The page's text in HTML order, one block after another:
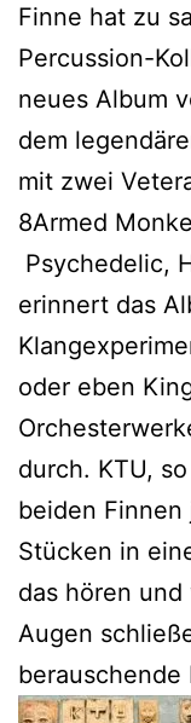
Finne hat zu
Percussion-
neues Album
dem
mit zwei
8Armed
Psychedelic,
erinnert das
oder eben
durch. KTU,
beiden
Stücken in
das hören
Augen
berauschende